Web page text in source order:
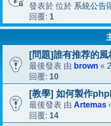
發表於 位於 系統公告
回覆: 1
[問題]誰有推荐的風
最後發表 由 brown «
回覆: 10
[教學] 如何製作
最後發表 由 Artemas
回覆: 14